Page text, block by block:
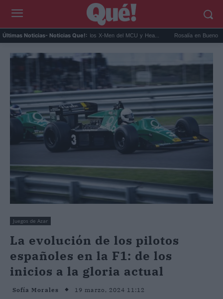
Últimas Noticias- Noticias Que!:
Connor será Cíclope en los X-Men del MCU y Hea... Rosalía en Buenos Aires:
Juegos de Azar
La evolución de los pilotos
españoles en la F1: de los
inicios a la gloria actual
Sofía Morales 19 marzo, 2024 11:12